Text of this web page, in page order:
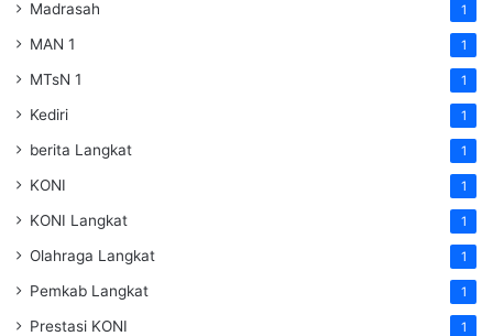
Madrasah 1
MAN 1 1
MTsN 1 1
Kediri 1
berita Langkat 1
KONI 1
KONI Langkat 1
Olahraga Langkat 1
Pemkab Langkat 1
Prestasi KONI 1